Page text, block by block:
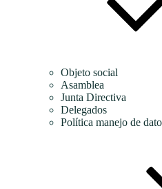
Objeto social
Asamblea
Junta Directiva
Delegados
Política manejo de